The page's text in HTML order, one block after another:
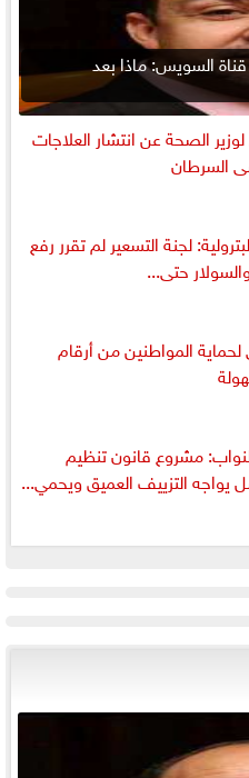
السويس: ماذا بعد
الصحة عن انتشار العلاجات
السرطان
لجنة التسعير لم تقرر رفع
حتى...
لحماية المواطنين من أرقام
مشروع قانون تنظيم
يواجه التزييف العميق ويحمي...